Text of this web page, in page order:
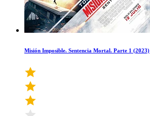
Misión Imposible. Sentencia Mortal. Parte 1 (2023)